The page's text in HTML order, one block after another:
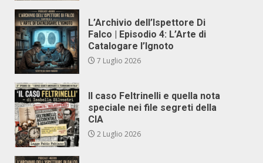
L’Archivio dell’Ispettore Di
Falco | Episodio 4: L’Arte di
Catalogare l’Ignoto
7 Luglio 2026
Il caso Feltrinelli e quella nota
speciale nei file segreti della
CIA
2 Luglio 2026